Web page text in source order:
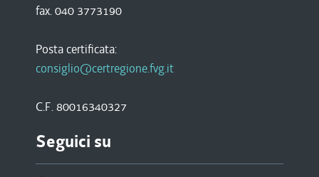
fax. 040 3773190
Posta certificata:
consiglio@certregione.fvg.it
C.F. 80016340327
Seguici su